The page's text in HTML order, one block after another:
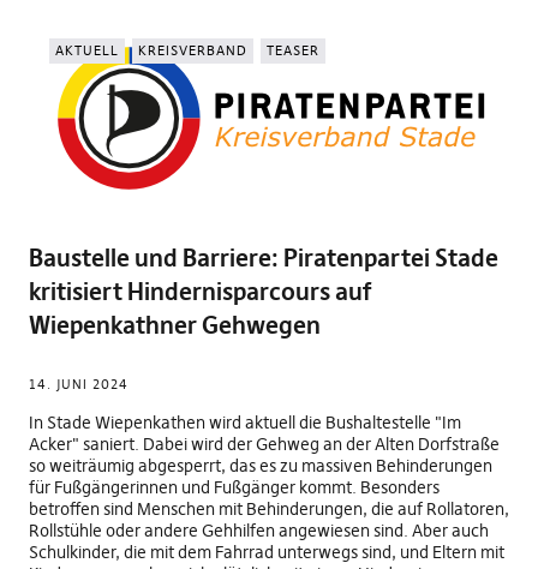
AKTUELL KREISVERBAND TEASER
Baustelle und Barriere: Piratenpartei Stade
kritisiert Hindernisparcours auf
Wiepenkathner Gehwegen
14. JUNI 2024
In Stade Wiepenkathen wird aktuell die Bushaltestelle "Im
Acker" saniert. Dabei wird der Gehweg an der Alten Dorfstraße
so weiträumig abgesperrt, das es zu massiven Behinderungen
für Fußgängerinnen und Fußgänger kommt. Besonders
betroffen sind Menschen mit Behinderungen, die auf Rollatoren,
Rollstühle oder andere Gehhilfen angewiesen sind. Aber auch
Schulkinder, die mit dem Fahrrad unterwegs sind, und Eltern mit